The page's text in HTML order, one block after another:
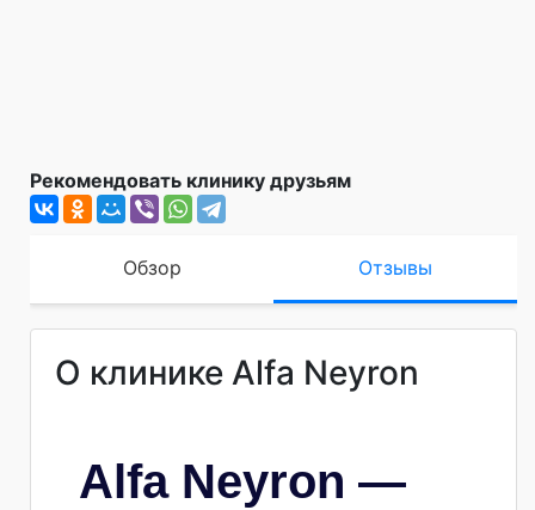
Рекомендовать клинику друзьям
Обзор Отзывы
О клинике Alfa Neyron
Alfa Neyron —